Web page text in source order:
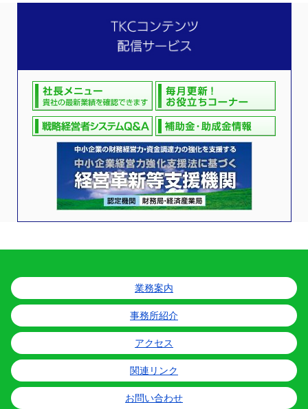
業務案内
事務所紹介
アクセス
関連リンク
お問い合わせ